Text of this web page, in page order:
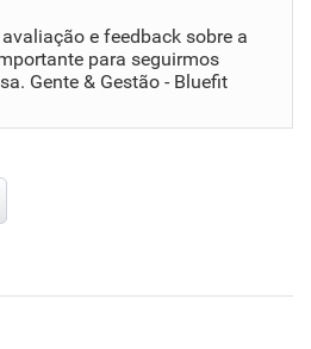
e feedback sobre a
para seguirmos
Gente & Gestão - Bluefit